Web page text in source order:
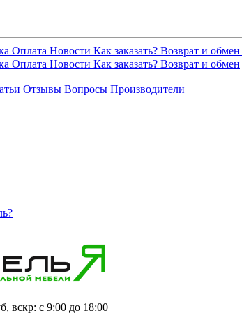
Оплата Новости Как заказать? Возврат и обмен
Оплата Новости Как заказать? Возврат и обмен
Отзывы Вопросы Производители
вскр: с 9:00 до 18:00